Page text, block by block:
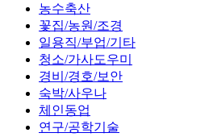
농수축산
꽃집/농원/조경
일용직/부업/기타
청소/가사도우미
경비/경호/보안
숙박/사우나
체인동업
연구/공학기술